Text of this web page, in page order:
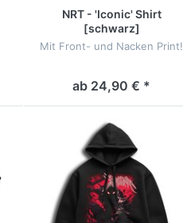
NRT - 'Iconic' Shirt
[schwarz]
Mit Front- und Nacken Print!
ab 24,90 € *